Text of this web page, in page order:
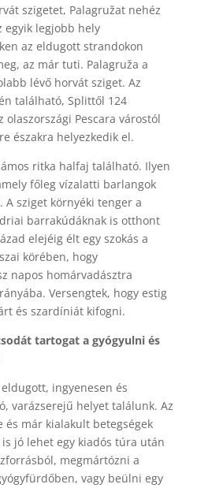
szigetet, Palagružat nehéz
egyik legjobb hely
az eldugott strandokon
az már tuti. Palagruža a
lévő horvát sziget. Az
található, Splittől 124
Pescara várostól
északra helyezkedik el.
ritka halfaj található. Ilyen
főleg vízalatti barlangok
A sziget környéki tenger a
barrakúdáknak is otthont
elejéig élt egy szokás a
körében, hogy
napos homárvadásztra
Versengtek, hogy estig
és szardíniát kifogni.
tartogat a gyógyulni és
ingyenesen és
varázserejű helyet találunk. Az
és már kialakult betegségek
jó lehet egy kiadós túra után
megmártózni a
vagy beülni egy